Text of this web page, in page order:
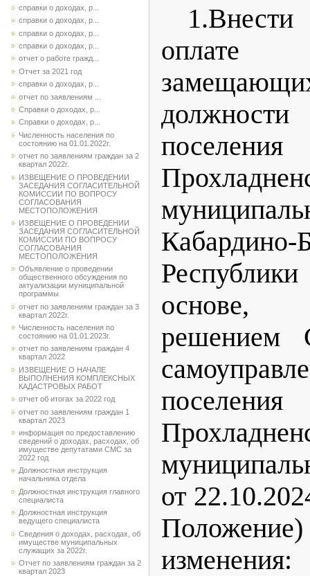
справки о доходах, р...
справки о доходах, р...
справки о доходах, р...
справки о доходах, р...
отчет о работе гражд...
Отчет за 2021 год
справки о доходах, р...
отчет по заявлениям ...
Справки о доходах, р...
Справки о доходах, р...
Численность населения по
состоянию на 01.01.2022г.
отчет по заявлениям граждан за 2
квартал 2022г.
ИЗВЕЩЕНИЕ О ПРОВЕДЕНИИ
ЗАСЕДАНИЯ СОГЛАСИТЕЛЬНОЙ
КОМИССИИ ПО ВОПРОСУ
СОГЛАСОВАНИЯ
МЕСТОПОЛОЖЕНИЯ
ИЗВЕЩЕНИЕ О ПРОВЕДЕНИИ
ЗАСЕДАНИЯ СОГЛАСИТЕЛЬНОЙ
КОМИССИИ ПО ВОПРОСУ
СОГЛАСОВАНИЯ
МЕСТОПОЛОЖЕНИЯ
Объявление о проведении
общественного обсуждения по
актуализации муниципальной
программы
отчет по заявлениям граждан за 3
квартал 2022г.
Численность населения по
состоянию на 01.01.2023г.
отчет по заявлениям граждан 4
квартал 2022
ИЗВЕЩЕНИЕ О НАЧАЛЕ
ВЫПОЛНЕНИЯ КОМПЛЕКСНЫХ
КАДАСТРОВЫХ РАБОТ
отчет об итогах за 2022 год
отчет по заявлениям граждан 1
квартал 2023
информация по предоставлению
сведений о доходах, расходах, об
имуществе депутатами СМС за
2022 год
Должностная инструкция
начальника отдела
Должностная инструкция главного
специалиста
Должностная инструкция
ведущего специалиста
Сведения о доходах, расходах, об
имуществе муниципальных
служащих за 2022г.
Отчет по заявлениям граждан за 2
квартал 2023
оплате
Кабардино-
основе,
решением
от
изменения: